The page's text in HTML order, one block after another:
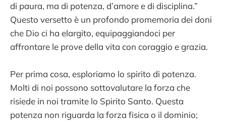
di paura, ma di potenza, d’amore e di disciplina.”
Questo versetto è un profondo promemoria dei doni
che Dio ci ha elargito, equipaggiandoci per
affrontare le prove della vita con coraggio e grazia.
Per prima cosa, esploriamo lo spirito di potenza.
Molti di noi possono sottovalutare la forza che
risiede in noi tramite lo Spirito Santo. Questa
potenza non riguarda la forza fisica o il dominio;